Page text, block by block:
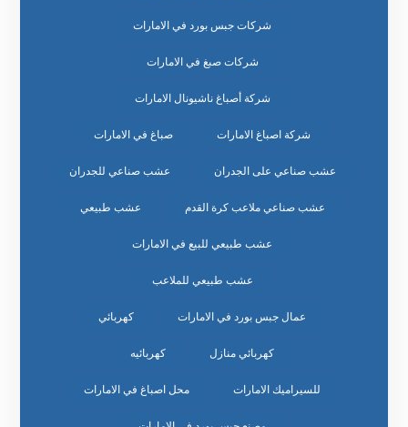
شركات جبس بورد في الامارات
شركات صبغ في الامارات
شركة أصباغ ناشيونال الامارات
شركة اصباغ الامارات صباغ في الامارات
عشب صناعي على الجدران عشب صناعي للجدران
عشب صناعي ملاعب كرة القدم عشب طبيعي
عشب طبيعي للبيع في الامارات
عشب طبيعي للملاعب
عمال جبس بورد في الامارات كهربائي
كهربائي منازل كهربائيه
للسيراميك الامارات محل اصباغ في الامارات